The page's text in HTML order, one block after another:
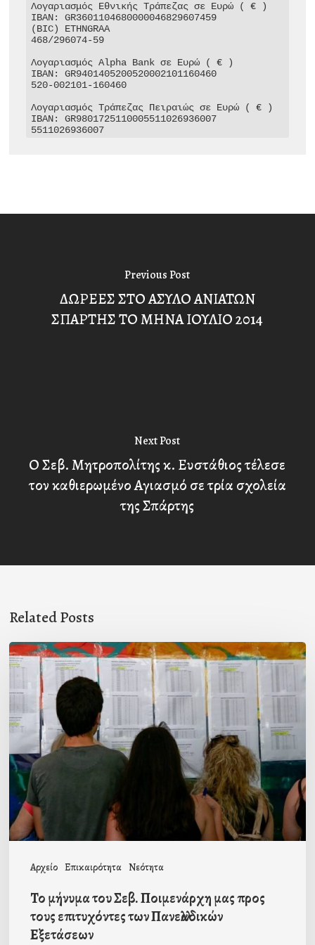
Λογαριασμός Εθνικής Τράπεζας σε Ευρώ ( € )
IBAN: GR3601104680000046829607459
(BIC) ETHNGRAA
468/296074-59
Λογαριασμός Alpha Bank σε Ευρώ ( € )
IBAN: GR9401405200520002101160460
520-002101-160460
Λογαριασμός Τράπεζας Πειραιώς σε Ευρώ ( € )
IBAN: GR9801725110005511026936007
5511026936007
Previous Post
ΔΩΡΕΕΣ ΣΤΟ ΑΣΥΛΟ ΑΝΙΑΤΩΝ
ΣΠΑΡΤΗΣ ΤΟ ΜΗΝΑ ΙΟΥΛΙΟ 2014
Next Post
Ο Σεβ. Μητροπολίτης κ. Ευστάθιος τέλεσε
τον καθιερωμένο Αγιασμό σε τρία σχολεία
της Σπάρτης
Related Posts
Αρχείο Επικαιρότητα Νεότητα
Το
μήνυμα
του
Σεβ.
Ποιμενάρχη
μας
προς
τους
επιτυχόντες
Πανελλαδικών
Εξετάσεων
Το μήνυμα του Σεβ. Ποιμενάρχη μας προς
τους επιτυχόντες των Πανελλαδικών
Εξετάσεων